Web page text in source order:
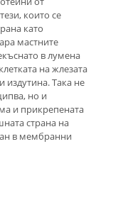
които се
като
мастните
в лумена
на жлезата
издутина. Така не
но и
и прикрепената
страна на
в мембранни